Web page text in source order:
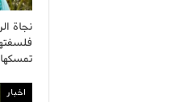
نجاة
اخبار